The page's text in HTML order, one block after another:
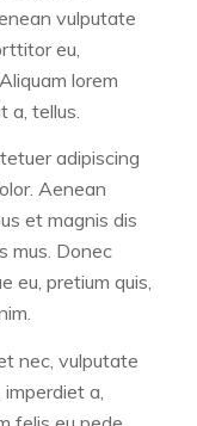
vulputate
eu,
lorem
a, tellus.
adipiscing
Aenean
et magnis dis
mus. Donec
eu, pretium quis,
nec, vulputate
imperdiet a,